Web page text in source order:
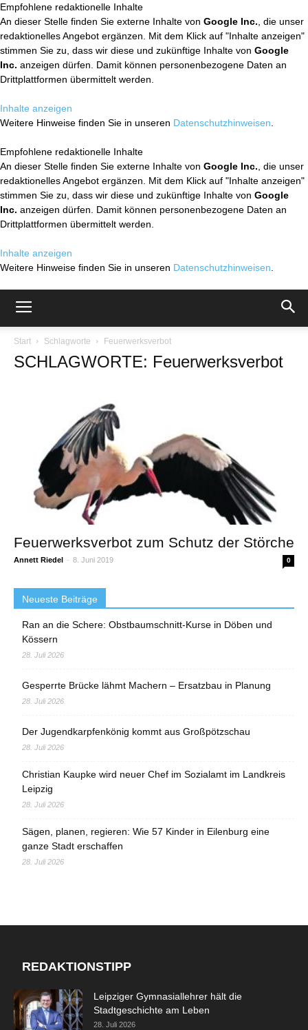
Empfohlene redaktionelle Inhalte
An dieser Stelle finden Sie externe Inhalte von Google Inc. , die unser
redaktionelles Angebot ergänzen. Mit dem Klick auf "Inhalte anzeigen"
stimmen Sie zu, dass wir diese und zukünftige Inhalte von Google
Inc. anzeigen dürfen. Damit können personenbezogene Daten an
Drittplattformen übermittelt werden.
Inhalte anzeigen
Weitere Hinweise finden Sie in unseren Datenschutzhinweisen
Empfohlene redaktionelle Inhalte
An dieser Stelle finden Sie externe Inhalte von Google Inc. , die unser
redaktionelles Angebot ergänzen. Mit dem Klick auf "Inhalte anzeigen"
stimmen Sie zu, dass wir diese und zukünftige Inhalte von Google
Inc. anzeigen dürfen. Damit können personenbezogene Daten an
Drittplattformen übermittelt werden.
Inhalte anzeigen
Weitere Hinweise finden Sie in unseren Datenschutzhinweisen
Start Schlagworte Feuerwerksverbot
SCHLAGWORTE: Feuerwerksverbot
Feuerwerksverbot zum Schutz der Störche
Annett Riedel - 8. Juni 2019 0
Neueste Beiträge
Ran an die Schere: Obstbaumschnitt-Kurse in Döben und
Kössern
28. Juli 2026
Gesperrte Brücke lähmt Machern – Ersatzbau in Planung
28. Juli 2026
Der Jugendkarpfenkönig kommt aus Großpötzschau
28. Juli 2026
Christian Kaupke wird neuer Chef im Sozialamt im Landkreis
Leipzig
28. Juli 2026
Sägen, planen, regieren: Wie 57 Kinder in Eilenburg eine
ganze Stadt erschaffen
28. Juli 2026
REDAKTIONSTIPP
Leipziger Gymnasiallehrer hält die
Stadtgeschichte am Leben
28. Juli 2026